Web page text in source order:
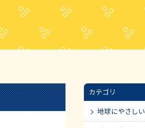
カテゴリ
地球にやさしい